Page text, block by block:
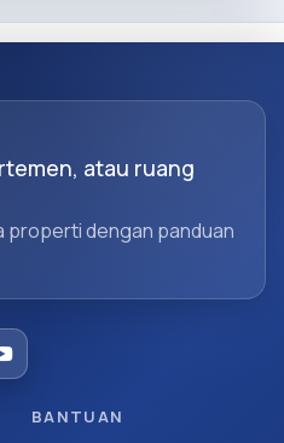
atau ruang
properti dengan panduan
BANTUAN